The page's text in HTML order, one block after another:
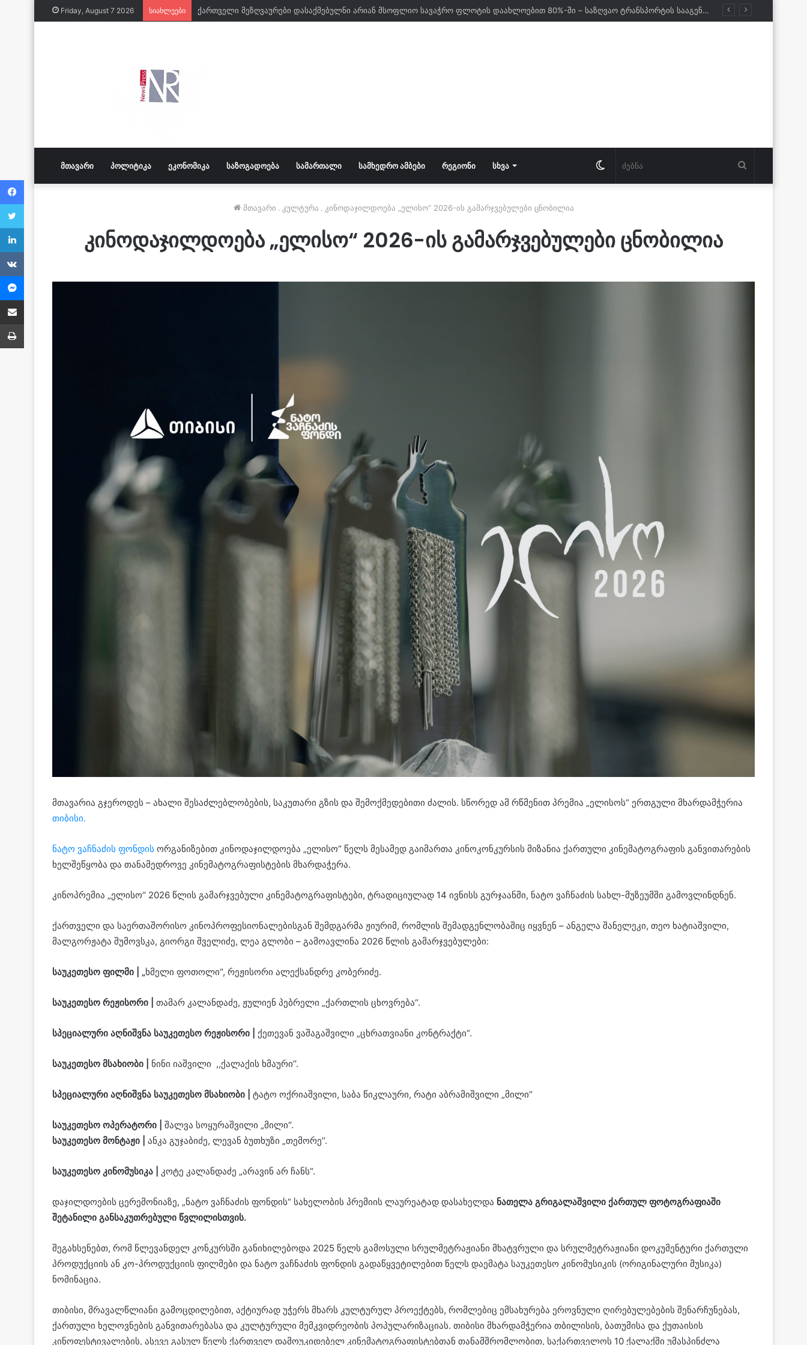
Friday, August 7 2026 სიახლეები ქართველი მეზღვაურები დასაქმებულნი არიან მსოფლიო სავაჭრო ფლოტის დაახლოებით 80%-ში – საზღვაო ტრანსპორტის სააგენტოს დირექტორი
ᲛᲗᲐᲕᲐᲠᲘ ᲞᲝᲚᲘᲢᲘᲙᲐ ᲔᲙᲝᲜᲝᲛᲘᲙᲐ ᲡᲐᲖᲝᲒᲐᲓᲝᲔᲑᲐ ᲡᲐᲛᲐᲠᲗᲐᲚᲘ ᲡᲐᲛᲮᲔᲓᲠᲝ ᲐᲛᲑᲔᲑᲘ ᲠᲔᲒᲘᲝᲜᲘ ᲡᲮᲕᲐ Switch
მთავარი . კულტურა . კინოდაჯილდოება „ელისო“ 2026-ის გამარჯვებულები ცნობილია
კინოდაჯილდოება „ელისო“ 2026-ის გამარჯვებულები ცნობილია
მთავარია გჯეროდეს – ახალი შესაძლებლობების, საკუთარი გზის და შემოქმედებითი ძალის. სწორედ ამ რწმენით პრემია „ელისოს“ ერთგული მხარდამჭერია
თიბისი.
ნატო ვაჩნაძის ფონდის ორგანიზებით კინოდაჯილდოება „ელისო“ წელს მესამედ გაიმართა კინოკონკურსის მიზანია ქართული კინემატოგრაფის განვითარების
ხელშეწყობა და თანამედროვე კინემატოგრაფისტების მხარდაჭერა.
კინოპრემია „ელისო“ 2026 წლის გამარჯვებული კინემატოგრაფისტები, ტრადიციულად 14 ივნისს გურჯაანში, ნატო ვაჩნაძის სახლ-მუზეუმში გამოვლინდნენ.
ქართველი და საერთაშორისო კინოპროფესიონალებისგან შემდგარმა ჟიურიმ, რომლის შემადგენლობაშიც იყვნენ – ანგელა შანელეკი, თეო ხატიაშვილი,
მალგორჟატა შუმოვსკა, გიორგი შველიძე, ლეა გლობი – გამოავლინა 2026 წლის გამარჯვებულები:
საუკეთესო ფილმი | „ხმელი ფოთოლი“, რეჟისორი ალექსანდრე კობერიძე.
საუკეთესო რეჟისორი თამარ კალანდაძე, ჟულიენ პებრელი „ქართლის ცხოვრება“.
სპეციალური აღნიშვნა საუკეთესო რეჟისორი | ქეთევან ვაშაგაშვილი „ცხრათვიანი კონტრაქტი“.
საუკეთესო მსახიობი ნინი იაშვილი ,,ქალაქის ხმაური’’.
სპეციალური აღნიშვნა საუკეთესო მსახიობი | ტატო ოქრიაშვილი, საბა წიკლაური, რატი აბრამიშვილი „მილი“
საუკეთესო ოპერატორი
შალვა სოყურაშვილი „მილი“.
საუკეთესო მონტაჟი | ანკა გუჯაბიძე, ლევან ბუთხუზი „თემორე’’.
საუკეთესო კინომუსიკა კოტე კალანდაძე „არავინ არ ჩანს“.
დაჯილდოების ცერემონიაზე, „ნატო ვაჩნაძის ფონდის“ სახელობის პრემიის ლაურეატად დასახელდა ნათელა გრიგალაშვილი ქართულ ფოტოგრაფიაში
შეტანილი განსაკუთრებული წვლილისთვის.
შეგახსენებთ, რომ წლევანდელ კონკურსში განიხილებოდა 2025 წელს გამოსული სრულმეტრაჟიანი მხატვრული და სრულმეტრაჟიანი დოკუმენტური ქართული
პროდუქციის ან კო-პროდუქციის ფილმები და ნატო ვაჩნაძის ფონდის გადაწყვეტილებით წელს დაემატა საუკეთესო კინომუსიკის (ორიგინალური მუსიკა)
ნომინაცია.
თიბისი, მრავალწლიანი გამოცდილებით, აქტიურად უჭერს მხარს კულტურულ პროექტებს, რომლებიც ემსახურება ეროვნული ღირებულებების შენარჩუნებას,
ქართული ხელოვნების განვითარებასა და კულტურული მემკვიდრეობის პოპულარიზაციას. თიბისი მხარდამჭერია თბილისის, ბათუმისა და ქუთაისის
კინოფესტივალების, ასევე გასულ წელს ქართველ დამოუკიდებელ კინემატოგრაფისტებთან თანამშრომლობით, საქართველოს 10 ქალაქში უმასპინძლა
Facebook
Twitter
LinkedIn
VKontakte
Messenger
Share via Email